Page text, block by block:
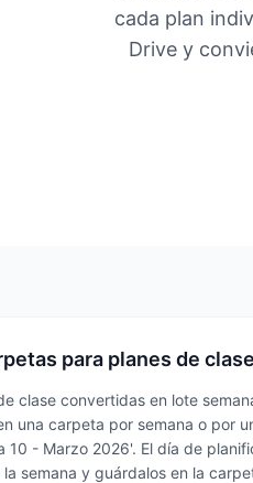
cada plan
Drive y
para planes de
clase convertidas en lote
una carpeta por semana o por
10 - Marzo 2026'. El día de
semana y guárdalos en la